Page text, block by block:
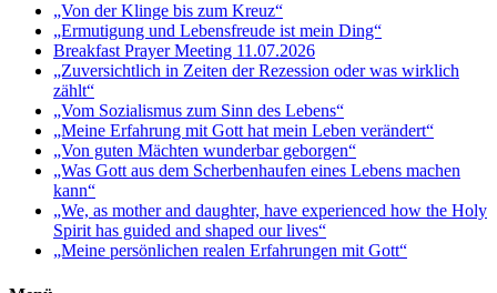
„Von der Klinge bis zum Kreuz“
„Ermutigung und Lebensfreude ist mein Ding“
Breakfast Prayer Meeting 11.07.2026
„Zuversichtlich in Zeiten der Rezession oder was wirklich
zählt“
„Vom Sozialismus zum Sinn des Lebens“
„Meine Erfahrung mit Gott hat mein Leben verändert“
„Von guten Mächten wunderbar geborgen“
„Was Gott aus dem Scherbenhaufen eines Lebens machen
kann“
„We, as mother and daughter, have experienced how the Holy
Spirit has guided and shaped our lives“
„Meine persönlichen realen Erfahrungen mit Gott“